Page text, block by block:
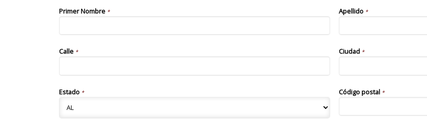
Primer Nombre * Apellido *
Calle * Ciudad *
Estado * Código postal *